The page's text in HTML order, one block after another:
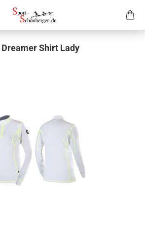
Dreamer Shirt Lady